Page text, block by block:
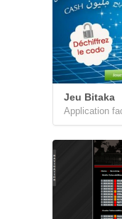
Jeu Bitaka
Application